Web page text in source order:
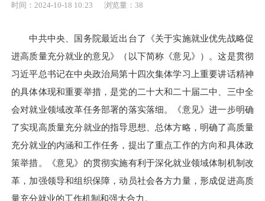
时间：2024-10-18 10:23 浏览量： 38
中共中央、国务院最近出台了《关于实施就业优先战略促
进高质量充分就业的意见》（以下简称《意见》）。这是贯彻
习近平总书记在中央政治局第十四次集体学习上重要讲话精神
的具体体现和重要举措，是党的二十大和二十届二中、三中全
会对就业领域改革任务部署的落实落细。《意见》进一步明确
了实现高质量充分就业的指导思想、总体方略，明确了高质量
充分就业的内涵和工作任务，提出了重点工作的方向和具体政
策举措。《意见》的贯彻实施有利于深化就业领域体制机制改
革，加强领导和组织保障，动员社会各方力量，形成促进高质
量充分就业的工作机制和强大合力。